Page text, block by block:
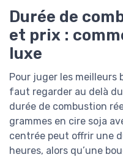
Durée de
et prix :
luxe
Pour juger les meilleurs
faut regarder au delà
durée de combustion
grammes en cire soja
centrée peut offrir une
heures, alors qu’une